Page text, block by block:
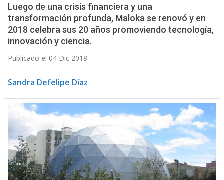
Luego de una crisis financiera y una
transformación profunda, Maloka se renovó y en
2018 celebra sus 20 años promoviendo tecnología,
innovación y ciencia.
Publicado el 04 Dic 2018
Sandra Defelipe Díaz